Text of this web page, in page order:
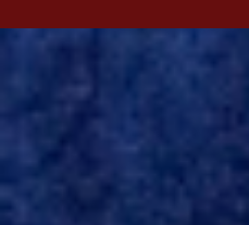
Evian, da França, Hellas Verona,
concretizada, o jogador chegará
opção de Mano Menezes no
também pode ser utilizado mais
contração de Campanharo de 31